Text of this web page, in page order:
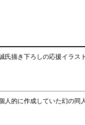
氏描き下ろしの応援イラス
人的に作成していた幻の